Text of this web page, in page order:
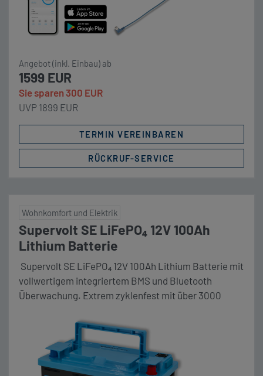
Angebot (inkl. Einbau) ab
1599 EUR
Sie sparen 300 EUR
UVP 1899 EUR
TERMIN VEREINBAREN
RÜCKRUF-SERVICE
Wohnkomfort und Elektrik
Supervolt SE LiFePO₄ 12V 100Ah
Lithium Batterie
Supervolt SE LiFePO₄ 12V 100Ah Lithium Batterie mit
vollwertigem integriertem BMS und Bluetooth
Überwachung. Extrem zyklenfest mit über 3000
353 x 175 x 190 mm Unser Komplettpaket Die Vorteile
im Überblick: 💪 Konstante Power: 160 A
Dauerstrom (≈ 2 kW) und 250 A Spitzenstrom – ideal
für Wechselrichter, Kaffeemaschinen und andere